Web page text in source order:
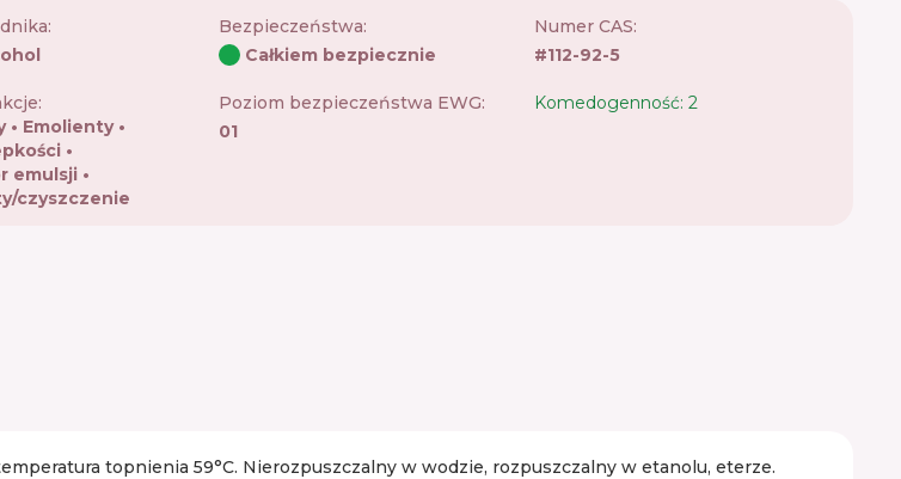
Bezpieczeństwa:
Całkiem bezpiecznie
Numer CAS:
#112-92-5
Emolienty
emulsji
czyszczenie
Poziom bezpieczeństwa EWG:
01
Komedogenność: 2
topnienia 59°C. Nierozpuszczalny w wodzie, rozpuszczalny w etanolu, eterze.